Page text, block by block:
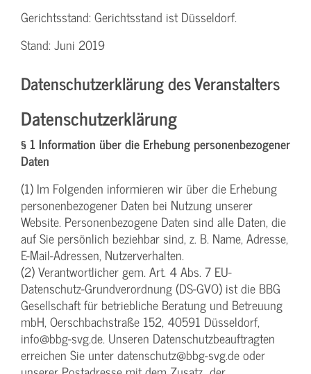
Gerichtsstand: Gerichtsstand ist Düsseldorf.
Stand: Juni 2019
Datenschutzerklärung des Veranstalters
Datenschutzerklärung
§ 1 Information über die Erhebung personenbezogener
Daten
(1) Im Folgenden informieren wir über die Erhebung
personenbezogener Daten bei Nutzung unserer
Website. Personenbezogene Daten sind alle Daten, die
auf Sie persönlich beziehbar sind, z. B. Name, Adresse,
E-Mail-Adressen, Nutzerverhalten.
(2) Verantwortlicher gem. Art. 4 Abs. 7 EU-
Datenschutz-Grundverordnung (DS-GVO) ist die BBG
Gesellschaft für betriebliche Beratung und Betreuung
mbH, Oerschbachstraße 152, 40591 Düsseldorf,
info@bbg-svg.de. Unseren Datenschutzbeauftragten
erreichen Sie unter datenschutz@bbg-svg.de oder